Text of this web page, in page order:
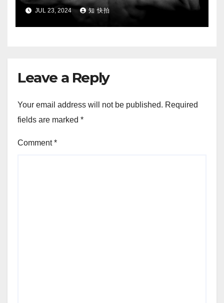
JUL 23, 2024 知 快拍
Leave a Reply
Your email address will not be published. Required
fields are marked *
Comment*